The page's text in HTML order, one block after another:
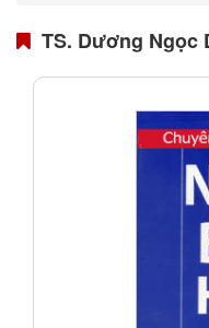
TS. Dương Ngọc